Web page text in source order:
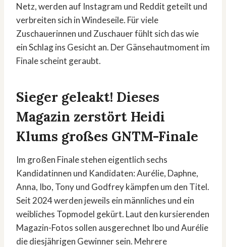
Netz, werden auf Instagram und Reddit geteilt und
verbreiten sich in Windeseile. Für viele
Zuschauerinnen und Zuschauer fühlt sich das wie
ein Schlag ins Gesicht an. Der Gänsehautmoment im
Finale scheint geraubt.
Sieger geleakt! Dieses
Magazin zerstört Heidi
Klums großes GNTM-Finale
Im großen Finale stehen eigentlich sechs
Kandidatinnen und Kandidaten: Aurélie, Daphne,
Anna, Ibo, Tony und Godfrey kämpfen um den Titel.
Seit 2024 werden jeweils ein männliches und ein
weibliches Topmodel gekürt. Laut den kursierenden
Magazin-Fotos sollen ausgerechnet Ibo und Aurélie
die diesjährigen Gewinner sein. Mehrere